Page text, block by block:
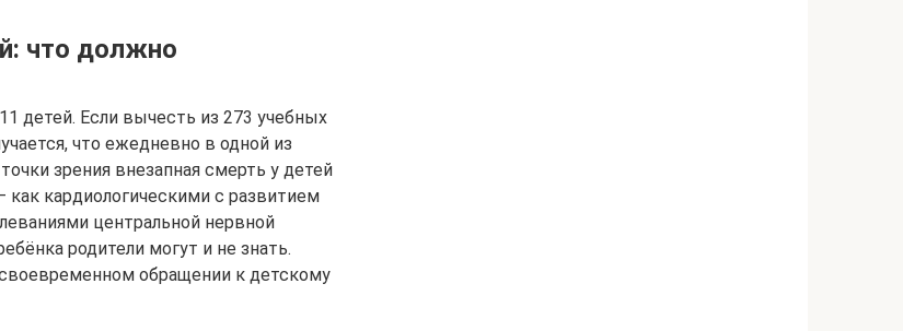
что должно
детей. Если вычесть из 273 учебных
что ежедневно в одной из
зрения внезапная смерть у детей
кардиологическими с развитием
центральной нервной
родители могут и не знать.
обращении к детскому